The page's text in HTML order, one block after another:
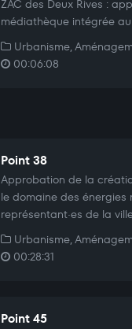
ZAC des Deux Rives :
médiathèque intégrée
Urbanisme,
00:06:08
Point 38
Approbation de la
le domaine des
représentant·es de la
Urbanisme,
00:28:31
Point 45